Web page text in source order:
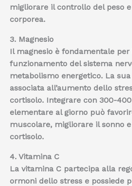
migliorare il controllo del peso
corporea.
3. Magnesio
Il magnesio è fondamentale
funzionamento del sistema
metabolismo energetico. La
associata all’aumento dello
cortisolo. Integrare con 300-
elementare al giorno può
muscolare, migliorare il sonno
cortisolo.
4. Vitamina C
La vitamina C partecipa alla
ormoni dello stress e possiede